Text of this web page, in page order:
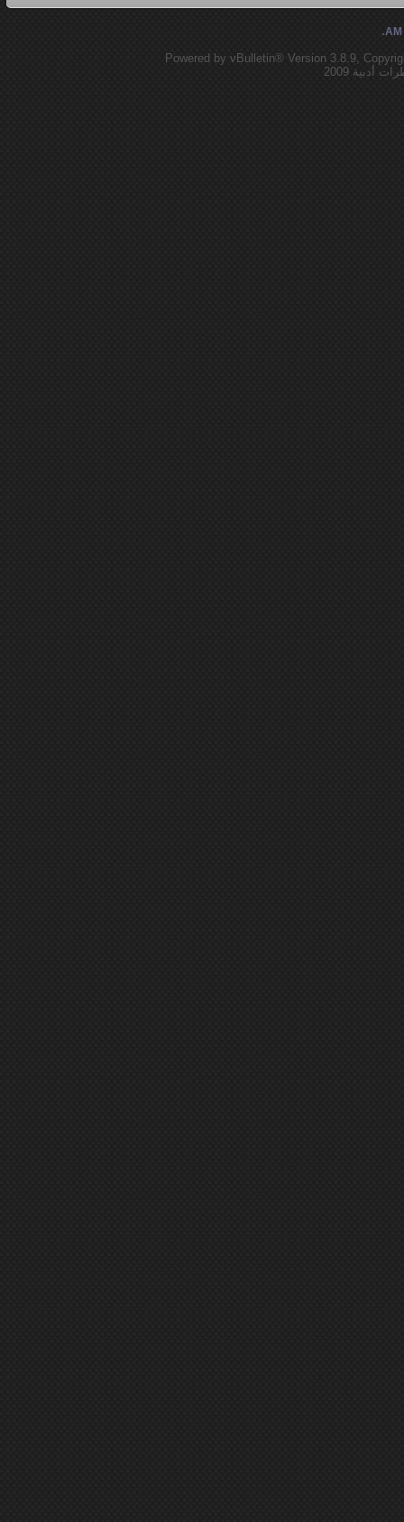
.
Powered by vBulletin® Version 3.8.9,
2009